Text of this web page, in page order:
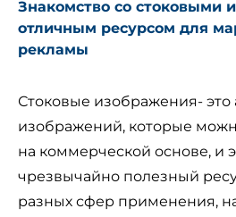
Знакомство со стоковыми
отличным ресурсом для
рекламы
Стоковые изображения- это
изображений, которые
на коммерческой основе, и
чрезвычайно полезный
разных сфер применения,